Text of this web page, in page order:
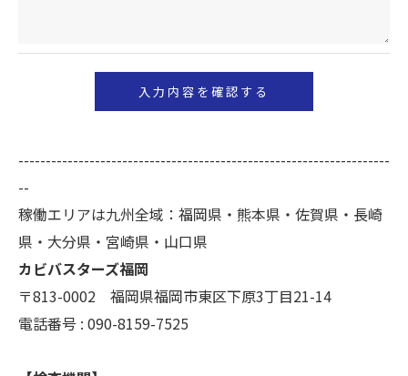
当社では、お客様の個人情報の開示･訂正･削除・利
個人情報の開示･訂正･削除・利用停止の具体的手続
きにつきましては、お電話でお問合せ下さい。
--------------------------------------------------------------------
--
稼働エリアは九州全域：福岡県・熊本県・佐賀県・長崎
県・大分県・宮崎県・山口県
カビバスターズ福岡
〒813-0002 福岡県福岡市東区下原3丁目21-14
電話番号 : 090-8159-7525